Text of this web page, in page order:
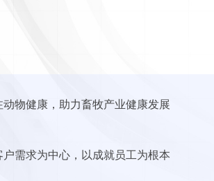
动物健康，助力畜牧产业健康发展
户需求为中心，以成就员工为根本